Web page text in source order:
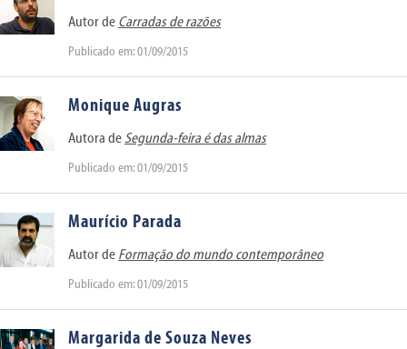
Autor de Carradas de razões
Publicado em: 01/09/2015
Monique Augras
Autora de Segunda-feira é das almas
Publicado em: 01/09/2015
Maurício Parada
Autor de Formação do mundo contemporâneo
Publicado em: 01/09/2015
Margarida de Souza Neves